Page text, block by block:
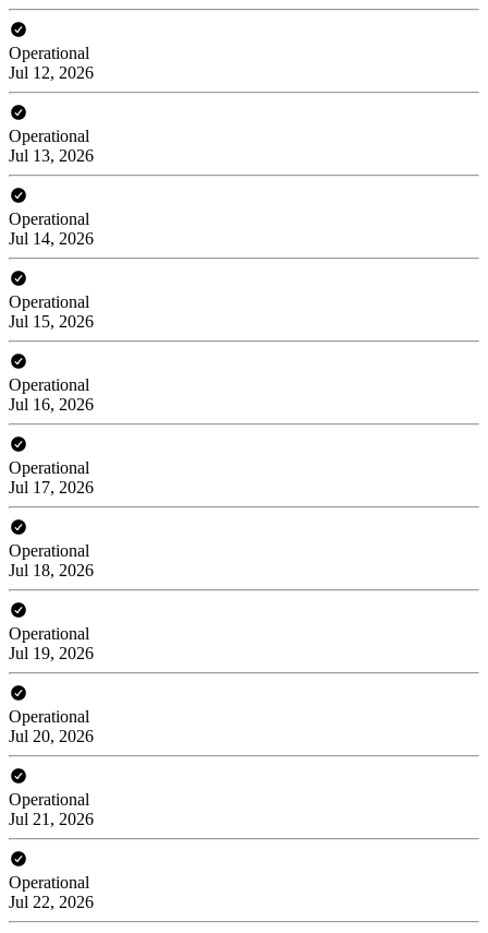
Operational
Jul 12, 2026
Operational
Jul 13, 2026
Operational
Jul 14, 2026
Operational
Jul 15, 2026
Operational
Jul 16, 2026
Operational
Jul 17, 2026
Operational
Jul 18, 2026
Operational
Jul 19, 2026
Operational
Jul 20, 2026
Operational
Jul 21, 2026
Operational
Jul 22, 2026